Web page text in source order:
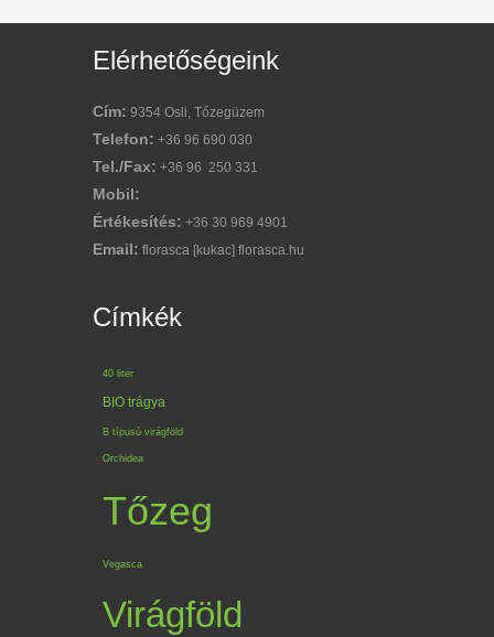
Elérhetőségeink
Cím: 9354 Osli, Tőzegüzem
Telefon: +36 96 690 030
Tel./Fax: +36 96 250 331
Mobil:
Értékesítés: +36 30 969 4901
Email: florasca [kukac] florasca.hu
Címkék
40 liter
BIO trágya
B típusú virágföld
Orchidea
Tőzeg
Vegasca
Virágföld